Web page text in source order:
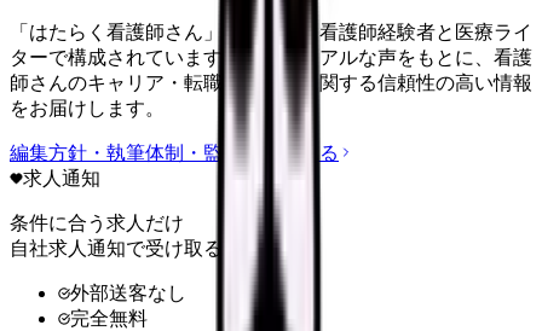
「はたらく看護師さん」編集部は、看護師経験者と医療ライ
ターで構成されています。現場のリアルな声をもとに、看護
師さんのキャリア・転職・働き方に関する信頼性の高い情報
をお届けします。
編集方針・執筆体制・監修体制を見る
求人通知
条件に合う求人だけ
自社求人通知で受け取る
外部送客なし
完全無料